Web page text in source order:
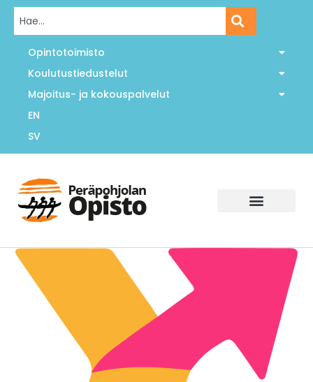
Opintotoimisto
Koulutustiedustelut
Majoitus- ja kokouspalvelut
EN
SV